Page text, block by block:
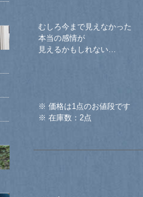
むしろ今まで見えなかった
本当の感情が
見えるかもしれない…
※ 価格は1点のお値段です
※ 在庫数：2点